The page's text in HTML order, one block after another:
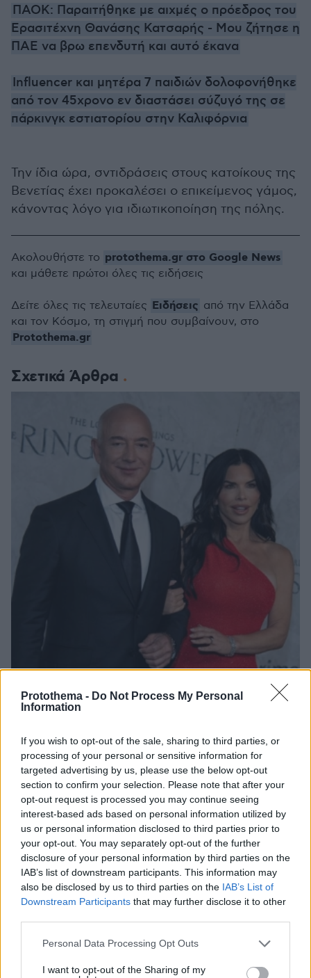
Protothema - Do Not Process My Personal
Information
If you wish to opt-out of the sale, sharing to third parties, or
processing of your personal or sensitive information for
targeted advertising by us, please use the below opt-out
section to confirm your selection. Please note that after your
opt-out request is processed you may continue seeing
interest-based ads based on personal information utilized by
us or personal information disclosed to third parties prior to
your opt-out. You may separately opt-out of the further
disclosure of your personal information by third parties on the
IAB’s list of downstream participants. This information may
also be disclosed by us to third parties on the IAB’s List of
Downstream Participants that may further disclose it to other
Please note that this website/app uses one or more Google
not limited to your visit or usage behaviour. You may click to
Personal Data Processing Opt Outs
I want to opt-out of the Sharing of my
ΠΑΟΚ: Παραιτήθηκε με αιχμές ο πρόεδρος του
Ερασιτέχνη Θανάσης Κατσαρής - Μου ζήτησε η
ΠΑΕ να βρω επενδυτή και αυτό έκανα
Influencer και μητέρα 7 παιδιών δολοφονήθηκε
από τον 45χρονο εν διαστάσει σύζυγό της σε
πάρκινγκ εστιατορίου στην Καλιφόρνια
Την ίδια ώρα, σντιδράσεις στους κατοίκους της
Βενετίας έχει προκαλέσει ο επικείμενος γάμος,
κάνοντας λόγο για ιδιωτικοποίηση της πόλης.
Σχετικά Άρθρα
Τζεφ Μπέζος - Λόρεν Σάντσεζ: «Απαγορεύονται» τα δώρα
πεταλούδες και γόνδολες
24.06.2025, 20:39
Ακολουθήστε το protothema.gr στο Google News
και μάθετε πρώτοι όλες τις ειδήσεις
Δείτε όλες τις τελευταίες Ειδήσεις από την Ελλάδα
και τον Κόσμο, τη στιγμή που συμβαίνουν, στο
Protothema.gr